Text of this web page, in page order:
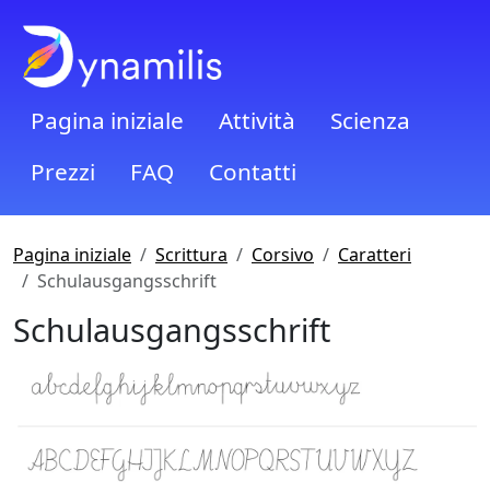
Pagina iniziale Attività
Scienza
Prezzi
FAQ Contatti
Pagina iniziale Scrittura Corsivo
Caratteri
Schulausgangsschrift
Schulausgangsschrift